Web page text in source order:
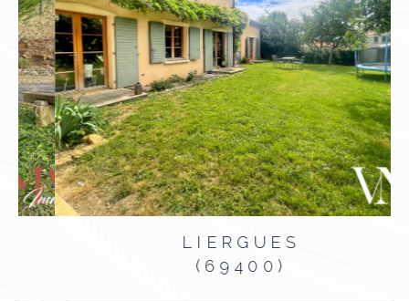
LIERGUES
(69400)